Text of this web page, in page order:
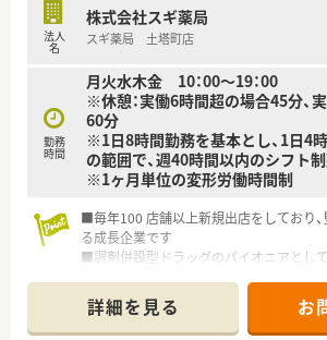
法人
名
株式会社スギ薬局
スギ薬局 土塔町店
勤務
時間
月火水木金 10：00～19：00
※休憩：実働6時間超の場合45分、
60分
※1日8時間勤務を基本とし、1日4
の範囲で、週40時間以内のシフト
※1ヶ月単位の変形労働時間制
■毎年100 店舗以上新規出店をしており
る成長企業です
■調剤併設型ドラッグのパイオニアとして
■研修制度は様々なプランがあり、集合研
講可能な研修も幅広く用意されています
■店舗で活躍する従業員、社外で活躍する
詳細を見る お